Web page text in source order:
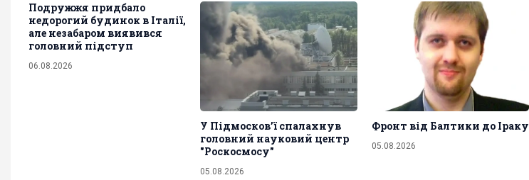
Подружжя придбало
недорогий будинок в Італії,
але незабаром виявився
головний підступ
06.08.2026
У Підмосков’ї спалахнув
головний науковий центр
"Роскосмосу"
05.08.2026
Фронт від Балтики до Іраку
05.08.2026